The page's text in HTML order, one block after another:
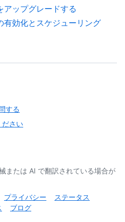
アップグレードする
有効化とスケジューリング
する
ださい
または AI で翻訳されている場合が
プライバシー
ステータス
ブログ